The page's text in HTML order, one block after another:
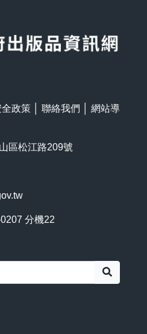
全政策 聯絡我們
網站導
區松江路209號
分機22